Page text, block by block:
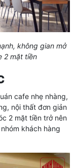
không gian mở
2 mặt tiền
cafe nhẹ nhàng,
nội thất đơn giản
2 mặt tiền trở nên
khách hàng